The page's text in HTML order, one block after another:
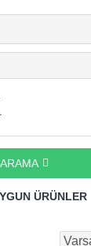
ARAMA
ÜRÜNLER